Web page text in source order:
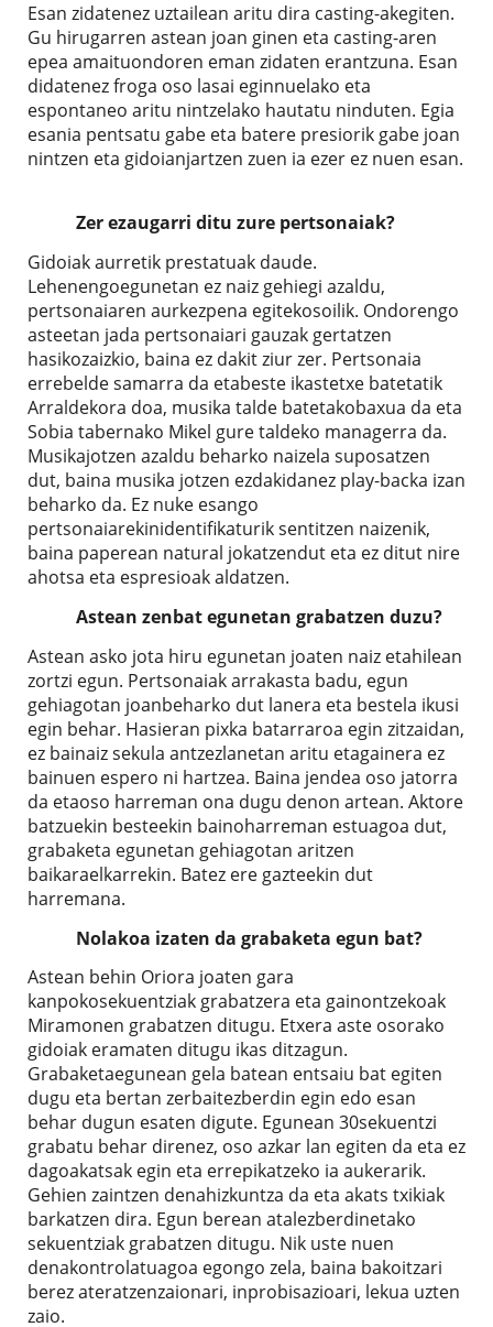
Esan zidatenez uztailean aritu dira casting-akegiten.
Gu hirugarren astean joan ginen eta casting-aren
epea amaituondoren eman zidaten erantzuna. Esan
didatenez froga oso lasai eginnuelako eta
espontaneo aritu nintzelako hautatu ninduten. Egia
esania pentsatu gabe eta batere presiorik gabe joan
nintzen eta gidoianjartzen zuen ia ezer ez nuen esan.
Zer ezaugarri ditu zure pertsonaiak?
Gidoiak aurretik prestatuak daude.
Lehenengoegunetan ez naiz gehiegi azaldu,
pertsonaiaren aurkezpena egitekosoilik. Ondorengo
asteetan jada pertsonaiari gauzak gertatzen
hasikozaizkio, baina ez dakit ziur zer. Pertsonaia
errebelde samarra da etabeste ikastetxe batetatik
Arraldekora doa, musika talde batetakobaxua da eta
Sobia tabernako Mikel gure taldeko managerra da.
Musikajotzen azaldu beharko naizela suposatzen
dut, baina musika jotzen ezdakidanez play-backa izan
beharko da. Ez nuke esango
pertsonaiarekinidentifikaturik sentitzen naizenik,
baina paperean natural jokatzendut eta ez ditut nire
ahotsa eta espresioak aldatzen.
Astean zenbat egunetan grabatzen duzu?
Astean asko jota hiru egunetan joaten naiz etahilean
zortzi egun. Pertsonaiak arrakasta badu, egun
gehiagotan joanbeharko dut lanera eta bestela ikusi
egin behar. Hasieran pixka batarraroa egin zitzaidan,
ez bainaiz sekula antzezlanetan aritu etagainera ez
bainuen espero ni hartzea. Baina jendea oso jatorra
da etaoso harreman ona dugu denon artean. Aktore
batzuekin besteekin bainoharreman estuagoa dut,
grabaketa egunetan gehiagotan aritzen
baikaraelkarrekin. Batez ere gazteekin dut
harremana.
Nolakoa izaten da grabaketa egun bat?
Astean behin Oriora joaten gara
kanpokosekuentziak grabatzera eta gainontzekoak
Miramonen grabatzen ditugu. Etxera aste osorako
gidoiak eramaten ditugu ikas ditzagun.
Grabaketaegunean gela batean entsaiu bat egiten
dugu eta bertan zerbaitezberdin egin edo esan
behar dugun esaten digute. Egunean 30sekuentzi
grabatu behar direnez, oso azkar lan egiten da eta ez
dagoakatsak egin eta errepikatzeko ia aukerarik.
Gehien zaintzen denahizkuntza da eta akats txikiak
barkatzen dira. Egun berean atalezberdinetako
sekuentziak grabatzen ditugu. Nik uste nuen
denakontrolatuagoa egongo zela, baina bakoitzari
berez ateratzenzaionari, inprobisazioari, lekua uzten
zaio.